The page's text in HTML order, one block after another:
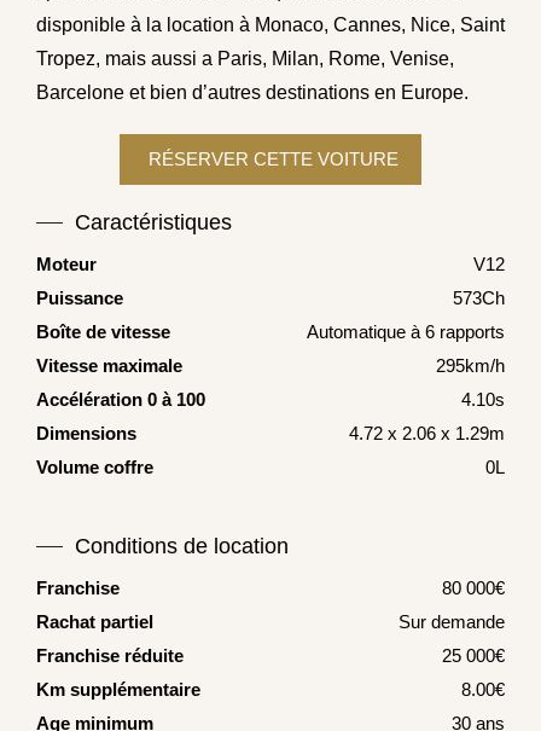
disponible à la location à Monaco, Cannes, Nice, Saint
Tropez, mais aussi a Paris, Milan, Rome, Venise,
Barcelone et bien d’autres destinations en Europe.
Caractéristiques
Moteur
V12
Puissance
573Ch
Boîte de vitesse
Automatique à 6 rapports
Vitesse maximale
295km/h
Accélération 0 à 100
4.10s
Dimensions
4.72 x 2.06 x 1.29m
Volume coffre
0L
Conditions de location
Franchise
80 000€
Rachat partiel
Sur demande
Franchise réduite
25 000€
Km supplémentaire
8.00€
Age minimum
30 ans